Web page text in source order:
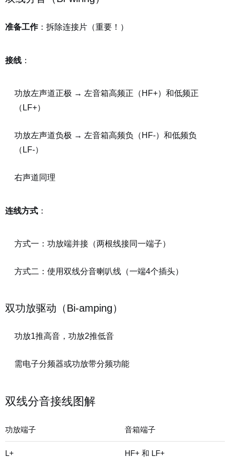
准备工作：拆除连接片（重要！）
接线 ：
功放左声道正极 → 左音箱高频正（HF+）和低频正
（LF+）
功放左声道负极 → 左音箱高频负（HF-）和低频负
（LF-）
右声道同理
连线方式 ：
方式一：功放端并接（两根线接同一端子）
方式二：使用双线分音喇叭线（一端4个插头）
双功放驱动（Bi-amping）
功放1推高音，功放2推低音
需电子分频器或功放带分频功能
双线分音接线图解
功放端子 音箱端子
L+ HF+ 和 LF+